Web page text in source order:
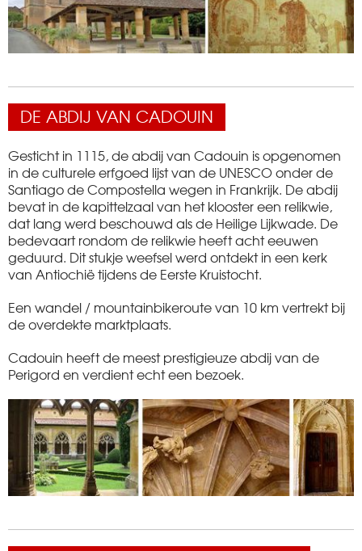
DE ABDIJ VAN CADOUIN
Gesticht in 1115, de abdij van Cadouin is opgenomen
in de culturele erfgoed lijst van de UNESCO onder de
Santiago de Compostella wegen in Frankrijk. De abdij
bevat in de kapittelzaal van het klooster een relikwie,
dat lang werd beschouwd als de Heilige Lijkwade. De
bedevaart rondom de relikwie heeft acht eeuwen
geduurd. Dit stukje weefsel werd ontdekt in een kerk
van Antiochië tijdens de Eerste Kruistocht.
Een wandel / mountainbikeroute van 10 km vertrekt bij
de overdekte marktplaats.
Cadouin heeft de meest prestigieuze abdij van de
Perigord en verdient echt een bezoek.